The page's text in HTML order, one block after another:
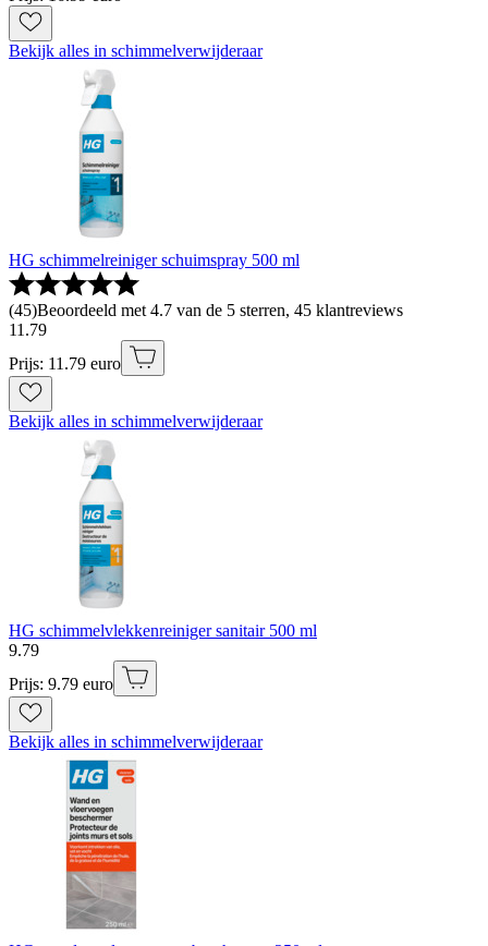
Bekijk alles in schimmelverwijderaar
HG schimmelreiniger schuimspray 500 ml
(45)Beoordeeld met 4.7 van de 5 sterren, 45 klantreviews
11 .79
Prijs: 11.79 euro
Bekijk alles in schimmelverwijderaar
HG schimmelvlekkenreiniger sanitair 500 ml
9.79
Prijs: 9.79 euro
Bekijk alles in schimmelverwijderaar